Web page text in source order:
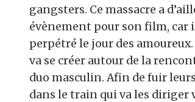
gangsters. Ce massacre a
évènement pour son film, car
perpétré le jour des
va se créer autour de la
duo masculin. Afin de fuir
dans le train qui va les diriger